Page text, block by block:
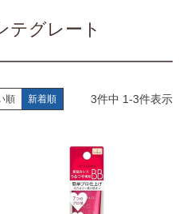
テグレート
順 新着順 3件中 1-3件表示